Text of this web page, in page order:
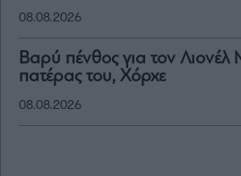
08.08.2026
Βαρύ πένθος για τον Λιονέλ
πατέρας του, Χόρχε
08.08.2026